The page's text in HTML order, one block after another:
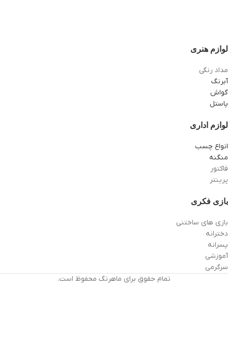
لوازم هنری
مداد رنگی
آبرنگ
گواش
پاستل
لوازم اداری
انواع چسب
منگنه
فاکتور
پرینتر
بازی فکری
بازی های ساختنی
دخترانه
پسرانه
آموزشی
سرگرمی
تمام حقوق برای ماهرنگ محفوظ است.